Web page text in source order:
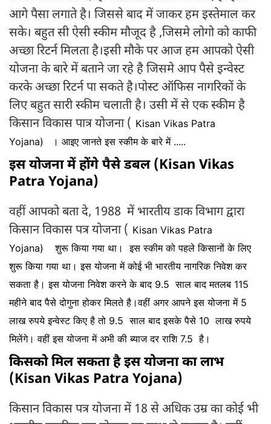
आगे पैसा लगाते है। जिससे बाद में जाकर हम इस्तेमाल कर
सके। बहुत सी ऐसी स्कीम मौजूद है ,जिसमे लोगो को काफी
अच्छा रिटर्न मिलता है।इसी मौके पर आज हम आपको ऐसी
योजना के बारे में बताने जा रहे है जिसमे आप पैसे इन्वेस्ट
करके अच्छा रिटर्न पा सकते है।पोस्ट ऑफिस नागरिकों के
लिए बहुत सारी स्कीम चलाती है। उसी में से एक स्कीम है
किसान विकास पात्र योजना ( Kisan Vikas Patra
Yojana)
। आइए जानते इस स्कीम के बारे में .....
इस योजना में होंगे पैसे डबल (Kisan Vikas
Patra Yojana)
वहीं आपको बता दे, 1988 में भारतीय डाक विभाग द्वारा
किसान विकास पत्र योजना ( Kisan Vikas Patra
Yojana)
शुरू किया गया था। इस स्कीम को पहले किसानों के लिए
शुरू किया गया था। इस योजना में कोई भी भारतीय नागरिक निवेश कर
सकता है। इस योजना निवेश करने के बाद 9.5 साल बाद मतलब 115
महीने बाद पैसे दोगुना होकर मिलते है।वहीं अगर आपने इस योजना में 5
लाख रुपये इन्वेस्ट किए है तो 9.5 साल बाद इसके पैसे 10 लाख रुपये
मिलेंगे। वहीं इस योजना में अभी की ब्याज दर राशि 7.5 है।
किसको मिल सकता है इस योजना का लाभ
(Kisan Vikas Patra Yojana)
किसान विकास पत्र योजना में 18 से अधिक उम्र का कोई भी